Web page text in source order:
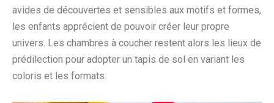
avides de découvertes et sensibles aux motifs et formes,
les enfants apprécient de pouvoir créer leur propre
univers. Les chambres à coucher restent alors les lieux de
prédilection pour adopter un tapis de sol en variant les
coloris et les formats.